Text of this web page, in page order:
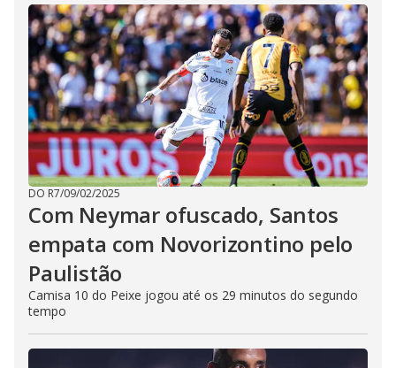
DO R7/09/02/2025
Com Neymar ofuscado, Santos
empata com Novorizontino pelo
Paulistão
Camisa 10 do Peixe jogou até os 29 minutos do segundo
tempo